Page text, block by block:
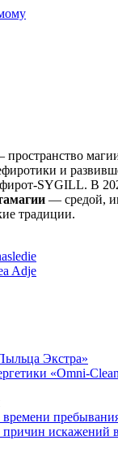
и
SYGILL. В
— средой,
традиции.
Adje
Экстра»
«Omni-
времени
искажений